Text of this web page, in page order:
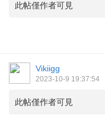
此帖僅作者可見
Vikiigg
2023-10-9 19:37:54
此帖僅作者可見